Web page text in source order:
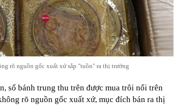
rõ nguồn gốc xuất xứ sắp "tuồn" ra thị trường
số bánh trung thu trên được mua trôi nổi trên
rõ nguồn gốc xuất xứ, mục đích bán ra thị